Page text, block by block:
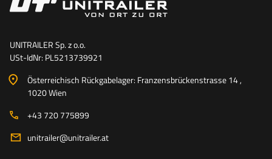
UNITRAILER Sp. z o.o.
USt-IdNr: PL5213739921
Österreichisch Rückgabelager: Franzensbrückenstrasse 14 ,
1020 Wien
+43 720 775899
unitrailer@unitrailer.at